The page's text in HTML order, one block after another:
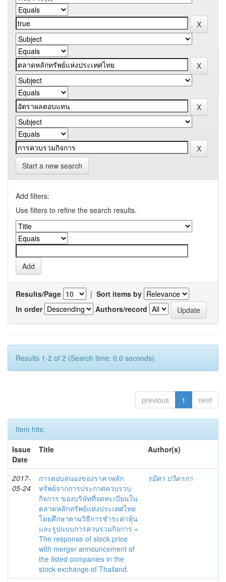
Start a new search
Add filters:
Use filters to refine the search results.
Results/Page | Sort items by
In order
Authors/record
Results 1-2 of 2 (Search time: 0.0 seconds).
previous 1 next
Item hits:
Issue
Date
Title Author(s)
2017-
05-24
การตอบสนองของราคาหลัก
ทรัพย์จากการประกาศควบรวบ
กิจการ ของบริษัทที่จดทะเบียนใน
ตลาดหลักทรัพย์แห่งประเทศไทย
โดยศึกษาตามวิธีการชำระค่าหุ้น
และรูปแบบการควบรวมกิจการ =
The response of stock price
with merger announcement of
the listed companies in the
stock exchange of Thailand.
รมิตา ปวิดาภา